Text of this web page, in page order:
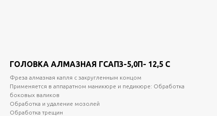
ГОЛОВКА АЛМАЗНАЯ ГСАП3-5,0П- 12,5 С
Фреза алмазная капля с закругленным концом
Применяется в аппаратном маникюре и педикюре: Обработка
боковых валиков
Обработка и удаление мозолей
Обработка трещин